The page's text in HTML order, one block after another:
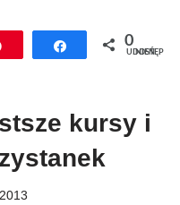
Przypnij Udostępnij
0
UDOSTĘPNIEŃ
kursy i